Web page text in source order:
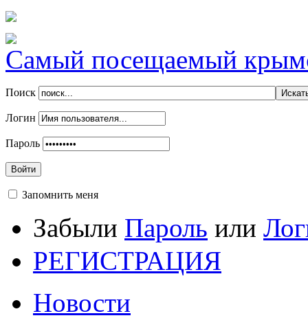
Самый посещаемый
Поиск
Логин
Пароль
Войти
Запомнить меня
Забыли Пароль или
РЕГИСТРАЦИЯ
Новости